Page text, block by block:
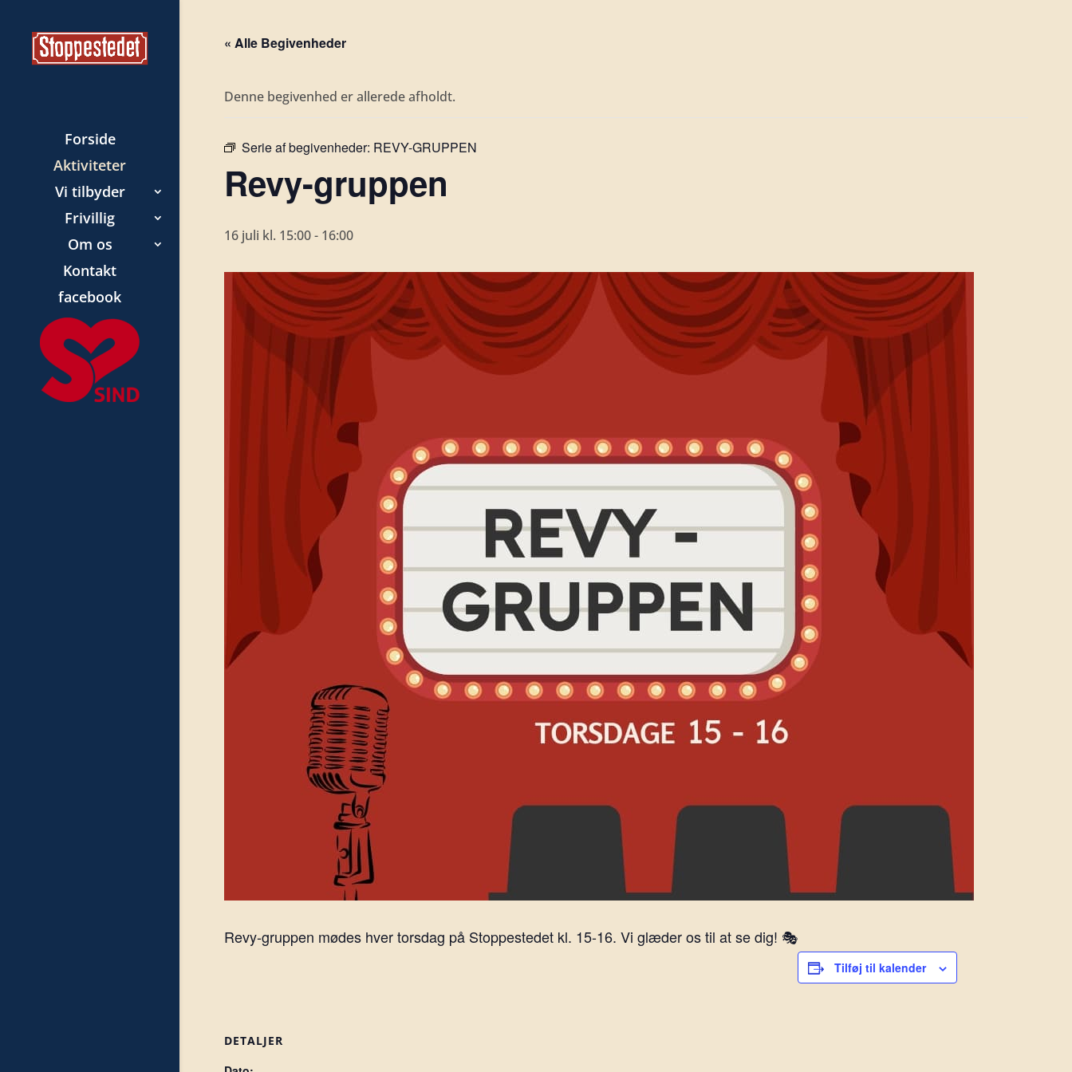
Forside
Aktiviteter
Vi tilbyder
Frivillig
Om os
Kontakt
facebook
« Alle Begivenheder
Denne begivenhed er allerede afholdt.
Serie af begivenheder: REVY-GRUPPEN
Revy-gruppen
16 juli kl. 15:00- 16:00
Revy-gruppen mødes hver torsdag på Stoppestedet kl. 15-16. Vi glæder os til at se dig! 🎭
Tilføj til kalender
DETALJER